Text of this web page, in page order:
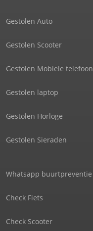
Gestolen Auto
Gestolen Scooter
Gestolen Mobiele telefoon
Gestolen laptop
Gestolen Horloge
Gestolen Sieraden
Whatsapp buurtpreventie
Check Fiets
Check Scooter